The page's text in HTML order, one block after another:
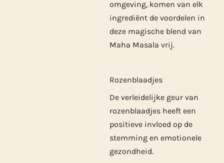
omgeving, komen van elk
ingrediënt de voordelen in
deze magische blend van
Maha Masala vrij.
Rozenblaadjes
De verleidelijke geur van
rozenblaadjes heeft een
positieve invloed op de
stemming en emotionele
gezondheid.